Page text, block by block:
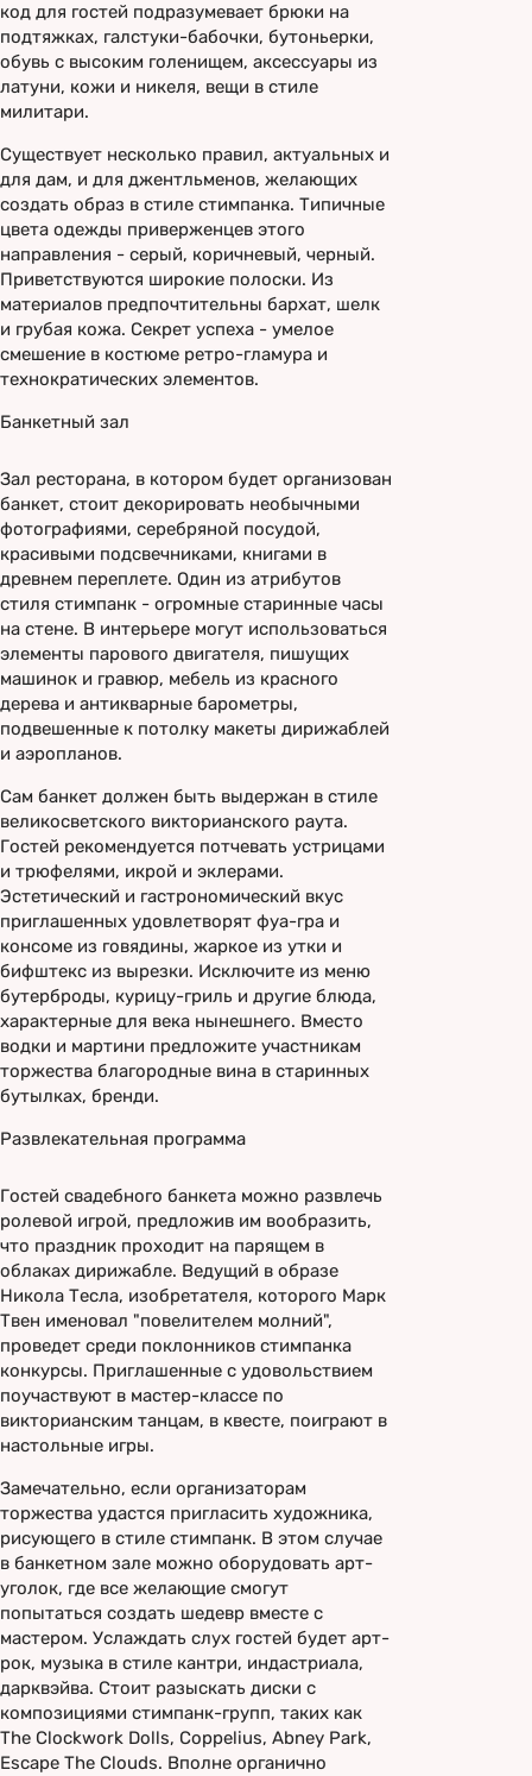
код для гостей подразумевает брюки на
подтяжках, галстуки-бабочки, бутоньерки,
обувь с высоким голенищем, аксессуары из
латуни, кожи и никеля, вещи в стиле
милитари.
Существует несколько правил, актуальных и
для дам, и для джентльменов, желающих
создать образ в стиле стимпанка. Типичные
цвета одежды приверженцев этого
направления - серый, коричневый, черный.
Приветствуются широкие полоски. Из
материалов предпочтительны бархат, шелк
и грубая кожа. Секрет успеха - умелое
смешение в костюме ретро-гламура и
технократических элементов.
Банкетный зал
Зал ресторана, в котором будет организован
банкет, стоит декорировать необычными
фотографиями, серебряной посудой,
красивыми подсвечниками, книгами в
древнем переплете. Один из атрибутов
стиля стимпанк - огромные старинные часы
на стене. В интерьере могут использоваться
элементы парового двигателя, пишущих
машинок и гравюр, мебель из красного
дерева и антикварные барометры,
подвешенные к потолку макеты дирижаблей
и аэропланов.
Сам банкет должен быть выдержан в стиле
великосветского викторианского раута.
Гостей рекомендуется потчевать устрицами
и трюфелями, икрой и эклерами.
Эстетический и гастрономический вкус
приглашенных удовлетворят фуа-гра и
консоме из говядины, жаркое из утки и
бифштекс из вырезки. Исключите из меню
бутерброды, курицу-гриль и другие блюда,
характерные для века нынешнего. Вместо
водки и мартини предложите участникам
торжества благородные вина в старинных
бутылках, бренди.
Развлекательная программа
Гостей свадебного банкета можно развлечь
ролевой игрой, предложив им вообразить,
что праздник проходит на парящем в
облаках дирижабле. Ведущий в образе
Никола Тесла, изобретателя, которого Марк
Твен именовал "повелителем молний",
проведет среди поклонников стимпанка
конкурсы. Приглашенные с удовольствием
поучаствуют в мастер-классе по
викторианским танцам, в квесте, поиграют в
настольные игры.
Замечательно, если организаторам
торжества удастся пригласить художника,
рисующего в стиле стимпанк. В этом случае
в банкетном зале можно оборудовать арт-
уголок, где все желающие смогут
попытаться создать шедевр вместе с
мастером. Услаждать слух гостей будет арт-
рок, музыка в стиле кантри, индастриала,
дарквэйва. Стоит разыскать диски с
композициями стимпанк-групп, таких как
The Clockwork Dolls, Coppelius, Abney Park,
Escape The Clouds. Вполне органично